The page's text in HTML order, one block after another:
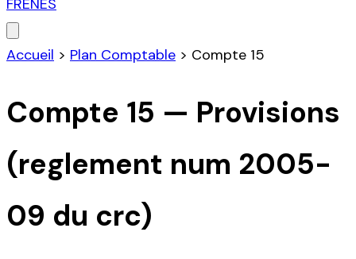
FRENES
Accueil > Plan Comptable > Compte 15
Compte 15 — Provisions
(reglement num 2005-
09 du crc)